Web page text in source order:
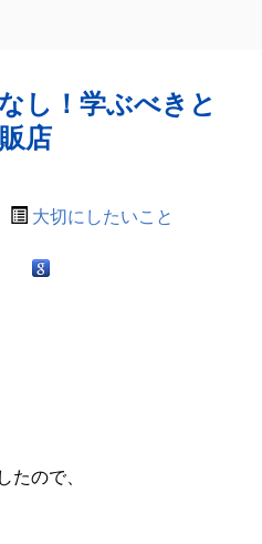
し！学ぶべきと
店
大切にしたいこと
ので、